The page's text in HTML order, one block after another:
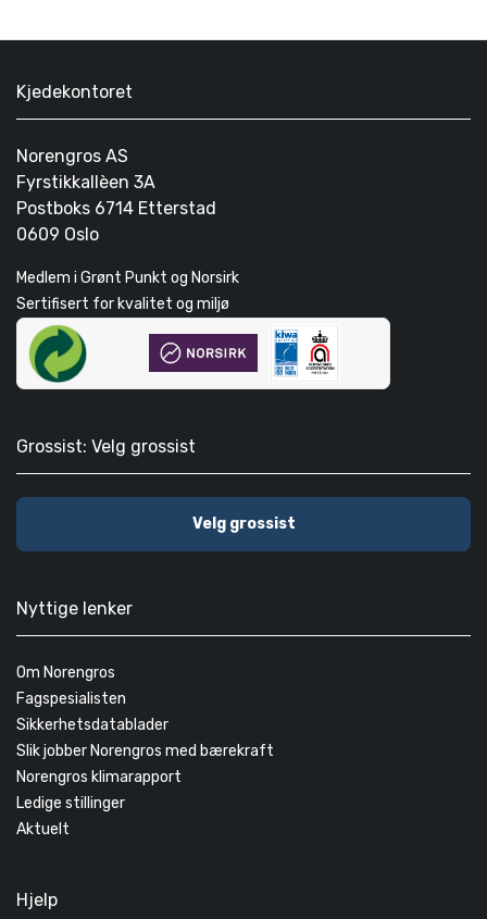
Kjedekontoret
Norengros AS
Fyrstikkallèen 3A
Postboks 6714 Etterstad
0609 Oslo
Medlem i Grønt Punkt og Norsirk
Sertifisert for kvalitet og miljø
Grossist: Velg grossist
Velg grossist
Nyttige lenker
Om Norengros
Fagspesialisten
Sikkerhetsdatablader
Slik jobber Norengros med bærekraft
Norengros klimarapport
Ledige stillinger
Aktuelt
Hjelp